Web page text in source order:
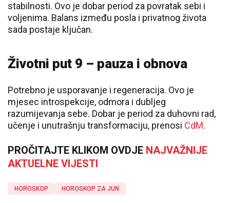
stabilnosti. Ovo je dobar period za povratak sebi i
voljenima. Balans između posla i privatnog života
sada postaje ključan.
Životni put 9 – pauza i obnova
Potrebno je usporavanje i regeneracija. Ovo je
mjesec introspekcije, odmora i dubljeg
razumijevanja sebe. Dobar je period za duhovni rad,
učenje i unutrašnju transformaciju, prenosi CdM.
PROČITAJTE KLIKOM OVDJE NAJVAŽNIJE
AKTUELNE VIJESTI
HOROSKOP HOROSKOP ZA JUN